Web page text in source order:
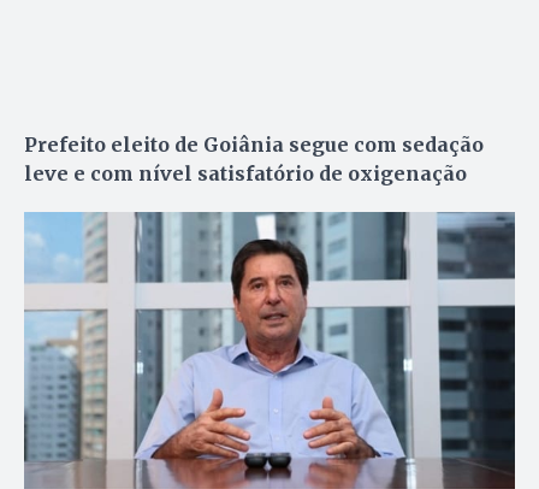
Prefeito eleito de Goiânia segue com sedação
leve e com nível satisfatório de oxigenação